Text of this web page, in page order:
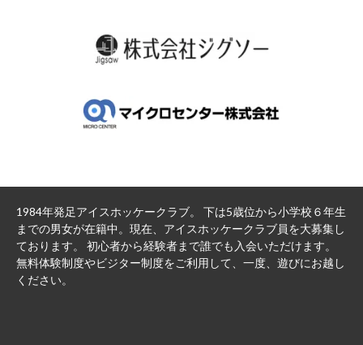
1984年発足アイスホッケークラブ。 下は5歳位から小学校６年生
までの男女が在籍中。現在、アイスホッケークラブ員を大募集し
ております。 初心者から経験者まで誰でも入会いただけます。
無料体験制度やビジター制度をご利用して、一度、遊びにお越し
ください。